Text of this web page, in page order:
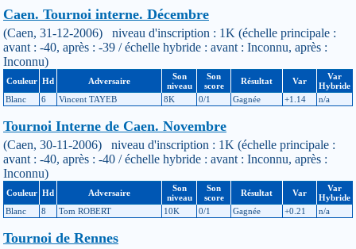
Caen. Tournoi interne. Décembre
(Caen, 31-12-2006) niveau d'inscription : 1K (échelle principale :
avant : -40, après : -39 / échelle hybride : avant : Inconnu, après :
Inconnu)
Couleur Hd Adversaire
Son
niveau
Son
score
Résultat Var
Var
Hybride
Blanc
6 Vincent TAYEB 8K 0/1 Gagnée +1.14 n/a
Tournoi Interne de Caen. Novembre
(Caen, 30-11-2006) niveau d'inscription : 1K (échelle principale :
avant : -40, après : -40 / échelle hybride : avant : Inconnu, après :
Inconnu)
Couleur Hd Adversaire
Son
niveau
Son
score
Résultat Var
Var
Hybride
Blanc
8 Tom ROBERT 10K 0/1 Gagnée +0.21 n/a
Tournoi de Rennes